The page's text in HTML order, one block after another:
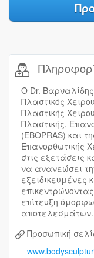
Ο Dr. Βαρναλίδης
Πλαστικός
Πλαστικής
Πλαστικής,
(EBOPRAS) και
Επανορθωτικής
στις εξετάσεις
να ανανεώσει
εξειδικευμένες
επίτευξη
αποτελεσμάτων.
Προσωπική